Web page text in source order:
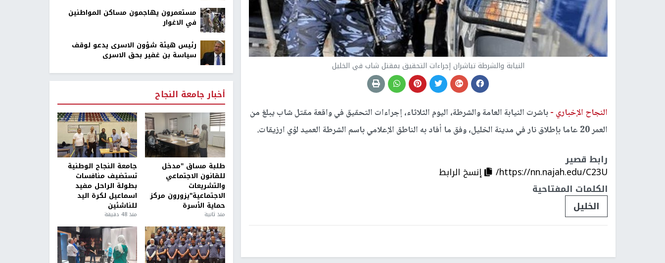
النيابة والشرطة تباشران إجراءات التحقيق بمقتل شاب في الخليل
النجاح الإخباري -باشرت النيابة العامة والشرطة، اليوم الثلاثاء، إجراءات التحقيق في واقعة مقتل شاب يبلغ من
العمر 20 عاما بإطلاق نار في مدينة الخليل، وفق ما أفاد به الناطق الإعلامي باسم الشرطة العميد لؤي ارزيقات.
رابط قصير
https://nn.najah.edu/C23U/
إنسخ الرابط
الكلمات المفتاحية
الخليل
مستعمرون يهاجمون مساكن المواطنين
في الاغوار
رئيس هيئة شؤون الاسرى يدعو لوقف
سياسة بن غفير بحق الاسرى
أخبار جامعة النجاح
طلبة مساق "مدخل
للقانون الاجتماعي
والتشريعات
الاجتماعية"يزورون مركز
حماية الأسرة
منذ ثانية
جامعة النجاح الوطنية
تستضيف منافسات
بطولة الراحل مفيد
اسماعيل لكرة اليد
للناشئين
منذ 48 دقيقة